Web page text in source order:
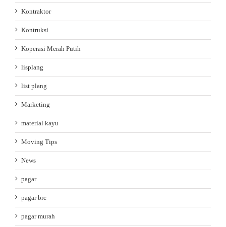
Kontraktor
Kontruksi
Koperasi Merah Putih
lisplang
list plang
Marketing
material kayu
Moving Tips
News
pagar
pagar brc
pagar murah